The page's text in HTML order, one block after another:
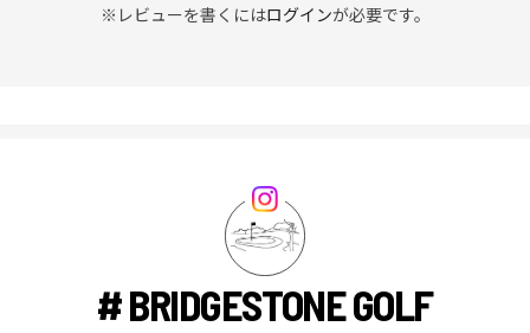
※レビューを書くにはログインが必要です。
# BRIDGESTONE GOLF